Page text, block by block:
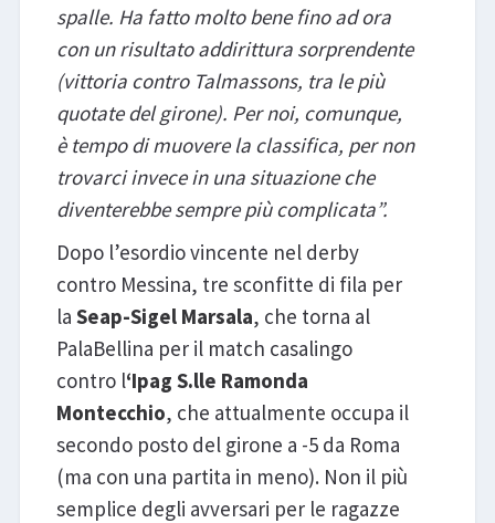
spalle. Ha fatto molto bene fino ad ora
con un risultato addirittura sorprendente
(vittoria contro Talmassons, tra le più
quotate del girone). Per noi, comunque,
è tempo di muovere la classifica, per non
trovarci invece in una situazione che
diventerebbe sempre più complicata”.
Dopo l’esordio vincente nel derby
contro Messina, tre sconfitte di fila per
la Seap-Sigel Marsala, che torna al
PalaBellina per il match casalingo
contro l‘Ipag S.lle Ramonda
Montecchio, che attualmente occupa il
secondo posto del girone a -5 da Roma
(ma con una partita in meno). Non il più
semplice degli avversari per le ragazze